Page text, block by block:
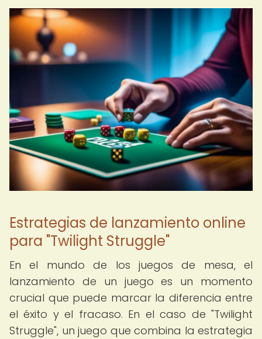
Estrategias de lanzamiento online
para "Twilight Struggle"
En el mundo de los juegos de mesa, el
lanzamiento de un juego es un momento
crucial que puede marcar la diferencia entre
el éxito y el fracaso. En el caso de "Twilight
Struggle", un juego que combina la estrategia